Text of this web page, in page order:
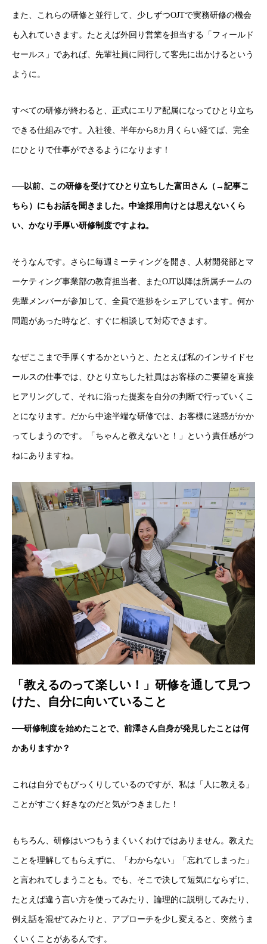
新卒採用
キャリア採用
また、これらの研修と並行して、少しずつOJTで実務研修の機会
も入れていきます。たとえば外回り営業を担当する「フィールド
セールス」であれば、先輩社員に同行して客先に出かけるという
ように。
すべての研修が終わると、正式にエリア配属になってひとり立ち
できる仕組みです。入社後、半年から8カ月くらい経てば、完全
にひとりで仕事ができるようになります！
──以前、この研修を受けてひとり立ちした富田さん（→ 記事こ
ちら ）にもお話を聞きました。中途採用向けとは思えないくら
い、かなり手厚い研修制度ですよね。
そうなんです。さらに毎週ミーティングを開き、人材開発部とマ
ーケティング事業部の教育担当者、またOJT以降は所属チームの
先輩メンバーが参加して、全員で進捗をシェアしています。何か
問題があった時など、すぐに相談して対応できます。
なぜここまで手厚くするかというと、たとえば私のインサイドセ
ールスの仕事では、ひとり立ちした社員はお客様のご要望を直接
ヒアリングして、それに沿った提案を自分の判断で行っていくこ
とになります。だから中途半端な研修では、お客様に迷惑がかか
ってしまうのです。「ちゃんと教えないと！」という責任感がつ
ねにありますね。
「教えるのって楽しい！」研修を通して見つ
けた、自分に向いていること
──研修制度を始めたことで、前澤さん自身が発見したことは何
かありますか？
これは自分でもびっくりしているのですが、私は「人に教える」
ことがすごく好きなのだと気がつきました！
もちろん、研修はいつもうまくいくわけではありません。教えた
ことを理解してもらえずに、「わからない」「忘れてしまった」
と言われてしまうことも。でも、そこで決して短気にならずに、
たとえば違う言い方を使ってみたり、論理的に説明してみたり、
例え話を混ぜてみたりと、アプローチを少し変えると、突然うま
くいくことがあるんです。